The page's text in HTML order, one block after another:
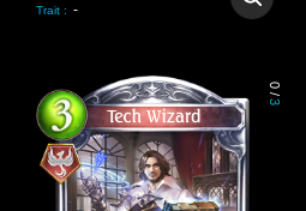
Trait : -
0
/
3